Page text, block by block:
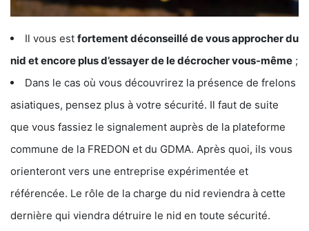
Il vous est fortement déconseillé de vous approcher du
nid et encore plus d’essayer de le décrocher vous-même ;
Dans le cas où vous découvrirez la présence de frelons
asiatiques, pensez plus à votre sécurité. Il faut de suite
que vous fassiez le signalement auprès de la plateforme
commune de la FREDON et du GDMA. Après quoi, ils vous
orienteront vers une entreprise expérimentée et
référencée. Le rôle de la charge du nid reviendra à cette
dernière qui viendra détruire le nid en toute sécurité.